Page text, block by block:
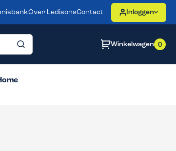
Over LedisonsContact Inloggen
Winkelwagen 0